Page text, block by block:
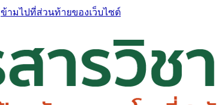
ข้ามไปที่ส่วนท้ายของเว็บไซต์